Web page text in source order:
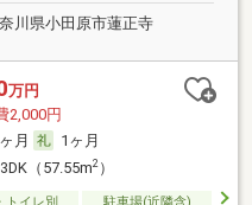
川県小田原市蓮正寺
万円
2,000円
月
1ヶ月
（57.55m2）
トイレ別
駐車場(近隣含)